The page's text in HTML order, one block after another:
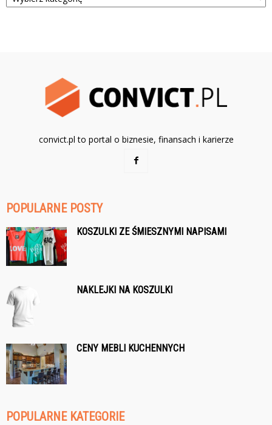
convict.pl to portal o biznesie, finansach i karierze
POPULARNE POSTY
KOSZULKI ZE ŚMIESZNYMI NAPISAMI
NAKLEJKI NA KOSZULKI
CENY MEBLI KUCHENNYCH
POPULARNE KATEGORIE